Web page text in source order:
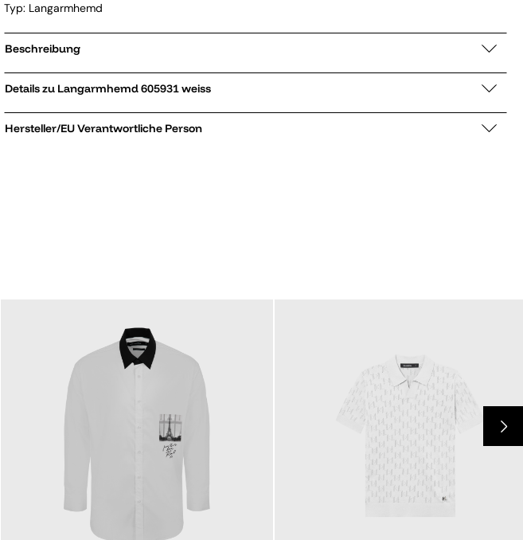
Typ: Langarmhemd
Beschreibung
Details zu Langarmhemd 605931 weiss
Hersteller/EU Verantwortliche Person